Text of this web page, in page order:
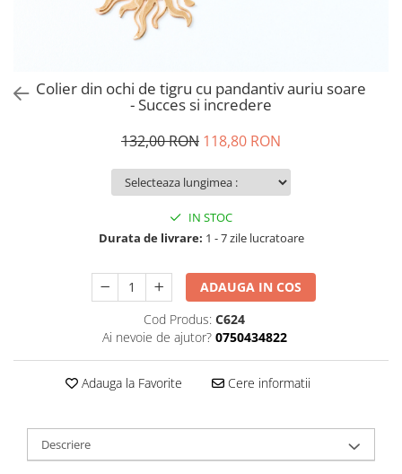
Colier din ochi de tigru cu pandantiv auriu soare
- Succes si incredere
132,00 RON 118,80 RON
IN STOC
Durata de livrare: 1 - 7 zile lucratoare
ADAUGA IN COS
Cod Produs: C624
Ai nevoie de ajutor? 0750434822
Adauga la Favorite Cere informatii
Descriere